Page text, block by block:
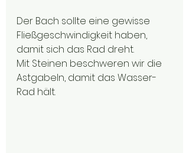
Der Bach sollte eine gewisse
Fließgeschwindigkeit haben,
damit sich das Rad dreht.
Mit Steinen beschweren wir die
Astgabeln, damit das Wasser-
Rad hält.